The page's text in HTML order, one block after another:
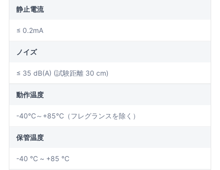
静止電流
≤ 0.2mA
ノイズ
≤ 35 dB(A) (試験距離 30 cm)
動作温度
-40℃～+85℃（フレグランスを除く）
保管温度
-40 ℃ ~ +85 ℃